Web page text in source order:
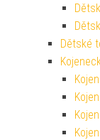
Dětské